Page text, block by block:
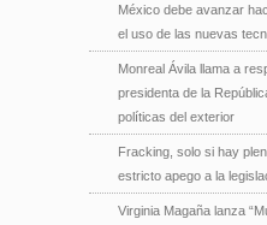
México debe avanzar
el uso de las nuevas
Monreal Ávila llama a
presidenta de la
políticas del exterior
Fracking, solo si hay
estricto apego a la
Virginia Magaña lanza